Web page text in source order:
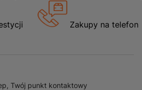
Zakupy na telefon
Twój punkt kontaktowy